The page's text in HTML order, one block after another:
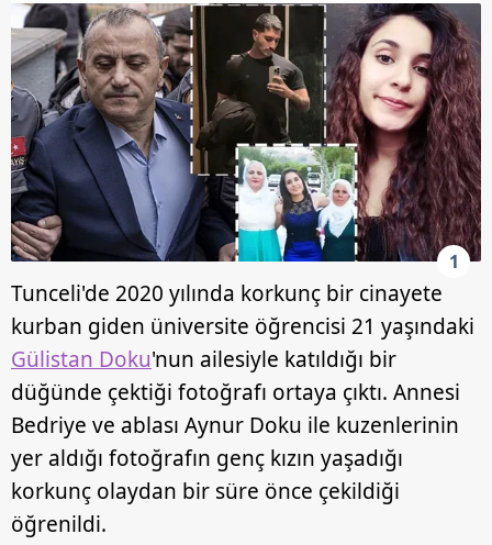
1
Tunceli'de 2020 yılında korkunç bir cinayete
kurban giden üniversite öğrencisi 21 yaşındaki
Gülistan Doku'nun ailesiyle katıldığı bir
düğünde çektiği fotoğrafı ortaya çıktı. Annesi
Bedriye ve ablası Aynur Doku ile kuzenlerinin
yer aldığı fotoğrafın genç kızın yaşadığı
korkunç olaydan bir süre önce çekildiği
öğrenildi.